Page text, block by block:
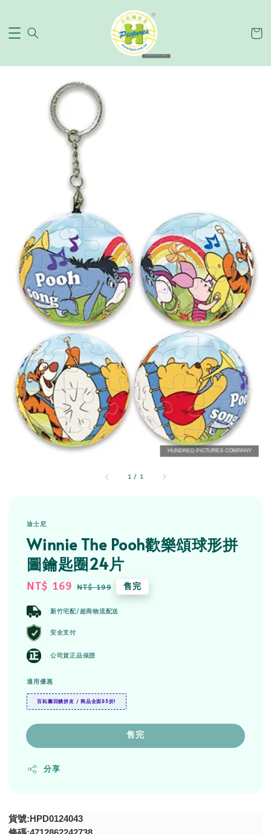
1 / 1
迪士尼
Winnie The Pooh歡樂頌球形拼
圖鑰匙圈24片
Sale
NT$ 169 Regular
NT$ 199 售完
新竹宅配/超商物流配送
安全支付
公司貨正品保證
適用優惠
百耘圖回饋拼友 / 商品全面85折!
售完
分享
貨號:HPD0124043